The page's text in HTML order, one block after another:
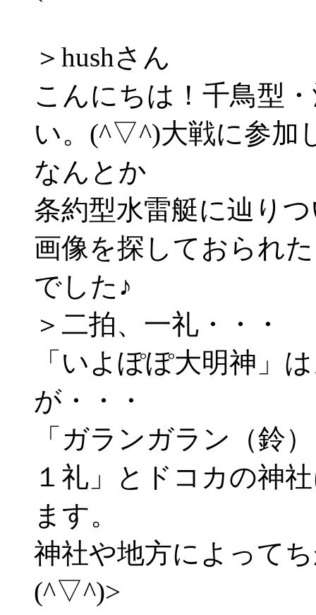
＞hushさん
こんにちは！千鳥型
い。(^▽^)大戦に参加
なんとか
条約型水雷艇に辿り
画像を探しておられ
でした♪
＞二拍、一礼・・・
「いよぽぽ大明神」
が・・・
「ガランガラン（鈴
１礼」とドコカの神
ます。
神社や地方によって
(^▽^)>